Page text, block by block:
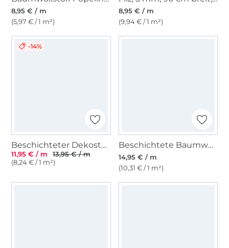
8,95 € / m
(5,97 € / 1 m²)
8,95 € / m
(9,94 € / 1 m²)
-14%
Beschichteter Dekostoff Canvas Stripes, jeansblau
11,95 € / m
13,95 € / m
(8,24 € / 1 m²)
Beschichtete Baumwolle Lemon Check, blau
14,95 € / m
(10,31 € / 1 m²)